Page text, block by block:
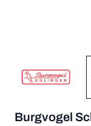
Burgvogel